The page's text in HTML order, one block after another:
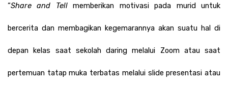
“Share and Tell memberikan motivasi pada murid untuk
bercerita dan membagikan kegemarannya akan suatu hal di
depan kelas saat sekolah daring melalui Zoom atau saat
pertemuan tatap muka terbatas melalui slide presentasi atau